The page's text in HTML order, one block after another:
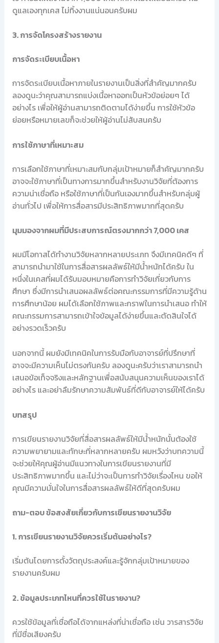
ดูแลเองทุกเคส ไม่ทิ้งงานแน่นอนครับผม
3. การจัดโครงสร้างรายงาน
การจัดระเบียบเนื้อหา
การจัดระเบียบเนื้อหาภายในรายงานเป็นสิ่งที่สำคัญมากครับ
ลองดูนะว่าคุณสามารถแบ่งเนื้อหาออกเป็นหัวข้อย่อยๆ ได้
อย่างไร เพื่อให้ผู้อ่านสามารถติดตามได้ง่ายขึ้น การใช้หัวข้อ
ย่อยหรือหมายเลขก็จะช่วยให้ผู้อ่านไม่สับสนครับ
การใช้ภาษาที่เหมาะสม
การเลือกใช้ภาษาที่เหมาะสมกับกลุ่มเป้าหมายก็สำคัญมากครับ
อาจจะใช้ภาษาที่เป็นทางการมากขึ้นสำหรับงานวิจัยที่ต้องการ
ความน่าเชื่อถือ หรือใช้ภาษาที่เป็นกันเองมากขึ้นสำหรับกลุ่มผู้
อ่านทั่วไป เพื่อให้การสื่อสารมีประสิทธิภาพมากที่สุดครับ
มุมมองจากผมที่มีประสบการณ์ตรงมากกว่า 7,000 เคส
ผมมีโอกาสได้ทำงานวิจัยหลากหลายประเภท จึงมีเทคนิคดีๆ ที่
สามารถนำมาใช้ในการสื่อสารผลลัพธ์ให้มีน้ำหนักได้ครับ ใน
หนึ่งในเคสที่ผมได้รับมอบหมายคือการทำวิจัยเกี่ยวกับการ
ศึกษา ซึ่งมีการนำเสนอผลลัพธ์ต่อคณะกรรมการที่มีความรู้ด้าน
การศึกษาน้อย ผมได้เลือกใช้ภาพและกราฟในการนำเสนอ ทำให้
คณะกรรมการสามารถเข้าใจข้อมูลได้ง่ายขึ้นและตัดสินใจได้
อย่างรวดเร็วครับ
นอกจากนี้ ผมยังมีเทคนิคในการรับมือกับอาจารย์ที่ปรึกษาที่
อาจจะมีความเห็นไม่ตรงกันครับ ลองดูนะครับว่าเราสามารถนำ
เสนอข้อเท็จจริงและหลักฐานเพื่อสนับสนุนความเห็นของเราได้
อย่างไร และอย่าลืมรักษาความสัมพันธ์ที่ดีกับอาจารย์ให้ได้ครับ
บทสรุป
การเขียนรายงานวิจัยที่สื่อสารผลลัพธ์ให้มีน้ำหนักนั้นต้องใช้
ความพยายามและทักษะที่หลากหลายครับ ผมหวังว่าบทความนี้
จะช่วยให้คุณผู้อ่านมีแนวทางในการเขียนรายงานที่มี
ประสิทธิภาพมากขึ้น และไม่ว่าจะเป็นการทำวิจัยเรื่องไหน ขอให้
คุณมีความมั่นใจในการสื่อสารผลลัพธ์ให้ดีที่สุดครับผม
ถาม-ตอบ ข้อสงสัยเกี่ยวกับการเขียนรายงานวิจัย
1. การเขียนรายงานวิจัยควรเริ่มต้นอย่างไร?
เริ่มต้นโดยการตั้งวัตถุประสงค์และรู้จักกลุ่มเป้าหมายของ
รายงานครับผม
2. ข้อมูลประเภทไหนที่ควรใช้ในรายงาน?
ควรใช้ข้อมูลที่เชื่อถือได้จากแหล่งที่น่าเชื่อถือ เช่น วารสารวิจัย
ที่มีชื่อเสียงครับ